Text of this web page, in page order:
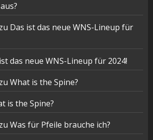
zu Das ist das neue WNS-Lineup für
das neue WNS-Lineup für 2024!
zu What is the Spine?
is the Spine?
zu Was für Pfeile brauche ich?